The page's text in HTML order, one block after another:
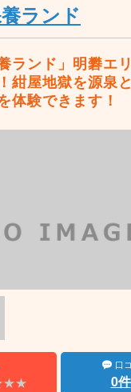
ランド
ランド」明礬エ
紺屋地獄を源泉
体験できます！
口
0件